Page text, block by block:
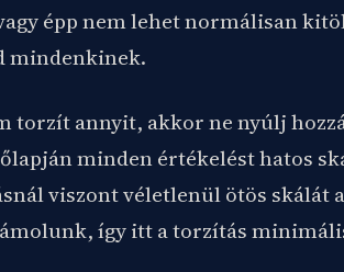
épp nem lehet normálisan
mindenkinek.
torzít annyit, akkor ne nyúlj
minden értékelést hatos
viszont véletlenül ötös skálát
így itt a torzítás